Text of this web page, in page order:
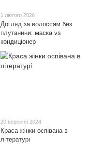
1 лютого 2026
Догляд за волоссям без
плутанини: маска vs
кондиціонер
20 вересня 2024
Краса жінки оспівана в
літературі